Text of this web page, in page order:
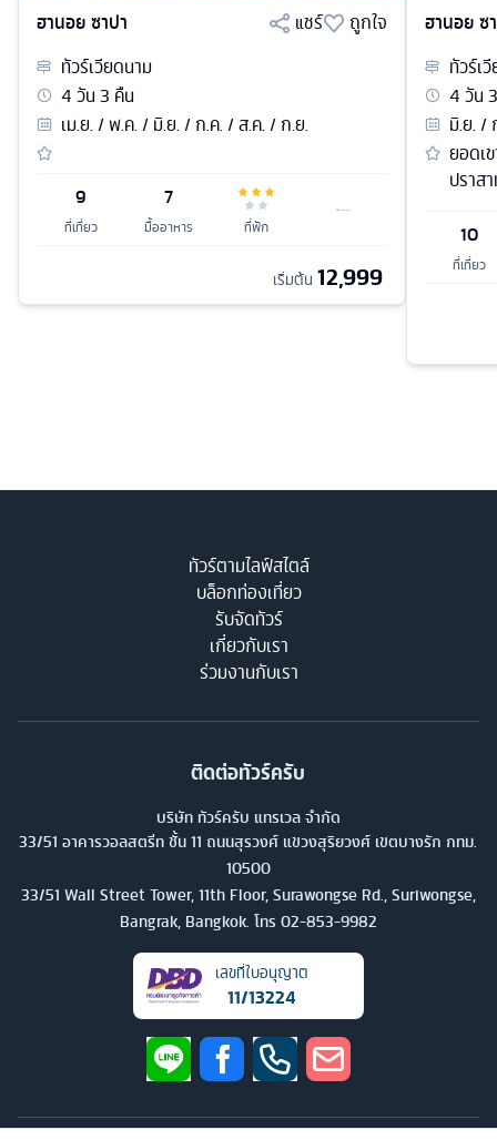
ฮานอย ซาปา แชร์
ถูกใจ
ทัวร์เวียดนาม
4วัน3 คืน
เม.ย. / พ.ค. / มิ.ย. / ก.ค. / ส.ค. / ก.ย.
9
ที่เที่ยว
7
มื้ออาหาร ที่พัก
เริ่มต้น 12,999
ฮานอย ซ
ทัวร์เ
4วัน3
มิ.ย. /
ยอดเ
ปราส
10
ที่เที่ยว
ทัวร์ตามไลฟ์สไตล์
บล็อกท่องเที่ยว
รับจัดทัวร์
เกี่ยวกับเรา
ร่วมงานกับเรา
ติดต่อทัวร์ครับ
บริษัท ทัวร์ครับ แทรเวล จำกัด
33/51 อาคารวอลสตรีท ชั้น 11 ถนนสุรวงศ์ แขวงสุริยวงศ์ เขตบางรัก กทม.
10500
33/51 Wall Street Tower, 11th Floor, Surawongse Rd., Suriwongse,
Bangrak, Bangkok. โทร 02-853-9982
เลขที่ใบอนุญาต
11/13224